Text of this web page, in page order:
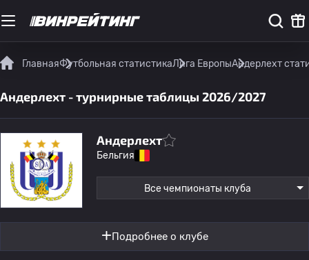
ГлавнаяФутбольная статистикаЛига ЕвропыАндерлехт
Андерлехт - турнирные таблицы 2026/2027
Андерлехт
Бельгия
Все чемпионаты клуба
Подробнее о клубе